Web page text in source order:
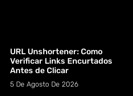
URL Unshortener: Como
Verificar Links Encurtados
Antes de Clicar
5 De Agosto De 2026